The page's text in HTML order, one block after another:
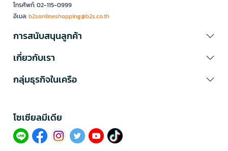
โทรศัพท์: 02-115-0999
อีเมล:b2sonlineshopping@b2s.co.th
การสนับสนุนลูกค้า
เกี่ยวกับเรา
กลุ่มธุรกิจในเครือ
โซเซียลมีเดีย​